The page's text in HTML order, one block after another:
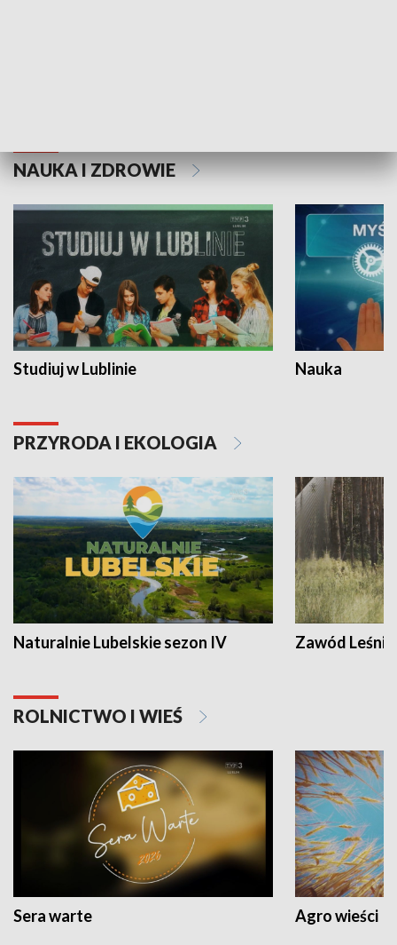
NAUKA I ZDROWIE
Studiuj w Lublinie Nauka
PRZYRODA I EKOLOGIA
Naturalnie Lubelskie sezon IV Zawód Leśnik
ROLNICTWO I WIEŚ
Sera warte Agro wieści